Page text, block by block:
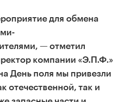
для обмена
— отметил
компании «Э.П.Ф.»
День поля мы привезли
отечественной, так и